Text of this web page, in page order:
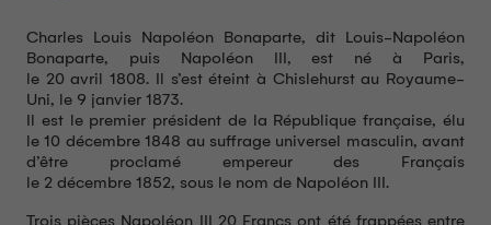
Charles Louis Napoléon Bonaparte, dit Louis-Napoléon
Bonaparte, puis Napoléon III, est né à Paris,
le 20 avril 1808. Il s’est éteint à Chislehurst au Royaume-
Uni, le 9 janvier 1873.
Il est le premier président de la République française, élu
le 10 décembre 1848 au suffrage universel masculin, avant
d’être proclamé empereur des Français
le 2 décembre 1852, sous le nom de Napoléon III.
Trois pièces Napoléon III 20 Francs ont été frappées entre